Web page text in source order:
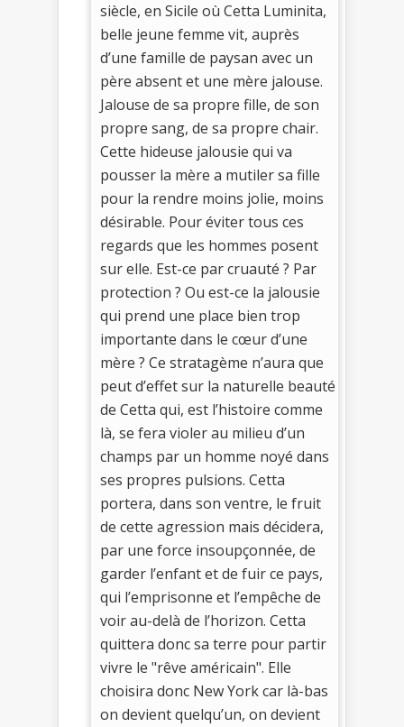
siècle, en Sicile où Cetta Luminita,
belle jeune femme vit, auprès
d’une famille de paysan avec un
père absent et une mère jalouse.
Jalouse de sa propre fille, de son
propre sang, de sa propre chair.
Cette hideuse jalousie qui va
pousser la mère a mutiler sa fille
pour la rendre moins jolie, moins
désirable. Pour éviter tous ces
regards que les hommes posent
sur elle. Est-ce par cruauté ? Par
protection ? Ou est-ce la jalousie
qui prend une place bien trop
importante dans le cœur d’une
mère ? Ce stratagème n’aura que
peut d’effet sur la naturelle beauté
de Cetta qui, est l’histoire comme
là, se fera violer au milieu d’un
champs par un homme noyé dans
ses propres pulsions. Cetta
portera, dans son ventre, le fruit
de cette agression mais décidera,
par une force insoupçonnée, de
garder l’enfant et de fuir ce pays,
qui l’emprisonne et l’empêche de
voir au-delà de l’horizon. Cetta
quittera donc sa terre pour partir
vivre le "rêve américain". Elle
choisira donc New York car là-bas
on devient quelqu’un, on devient